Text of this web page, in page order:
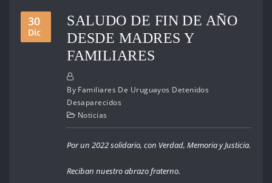
30
Dic
SALUDO DE FIN DE AÑO
DESDE MADRES Y
FAMILIARES
By Familiares De Uruguayos Detenidos
Desaparecidos
Noticias
Por un 2022 solidario, con Verdad, Memoria y Justicia.
Reciban nuestro abrazo fraterno.